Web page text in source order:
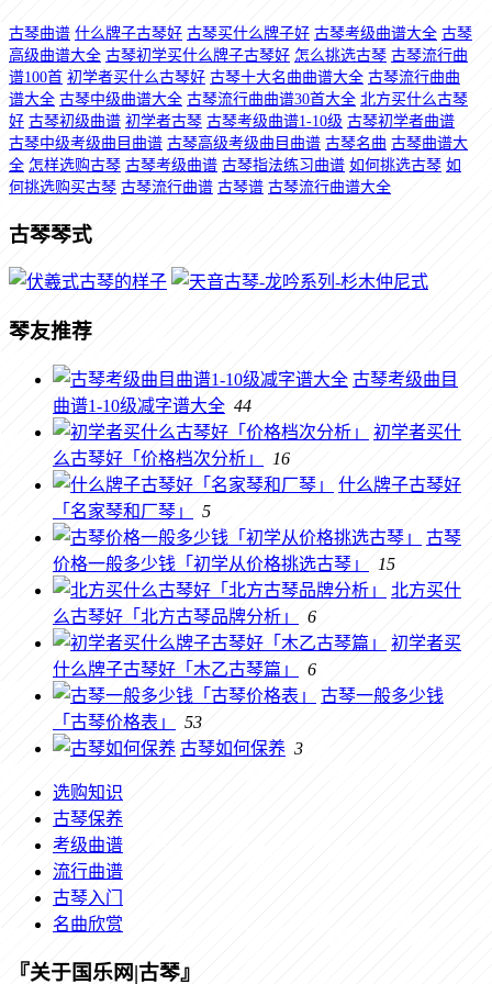
古琴曲谱 什么牌子古琴好 古琴买什么牌子好 古琴考级曲谱大全 古琴
高级曲谱大全 古琴初学买什么牌子古琴好 怎么挑选古琴 古琴流行曲
谱100首 初学者买什么古琴好 古琴十大名曲曲谱大全 古琴流行曲曲
谱大全 古琴中级曲谱大全 古琴流行曲曲谱30首大全 北方买什么古琴
好 古琴初级曲谱 初学者古琴 古琴考级曲谱1-10级 古琴初学者曲谱
古琴中级考级曲目曲谱 古琴高级考级曲目曲谱 古琴名曲 古琴曲谱大
全 怎样选购古琴 古琴考级曲谱 古琴指法练习曲谱 如何挑选古琴 如
何挑选购买古琴 古琴流行曲谱 古琴谱 古琴流行曲谱大全
古琴琴式
琴友推荐
古琴考级曲目
曲谱1-10级减字谱大全 44
初学者买什
么古琴好「价格档次分析」
16
什么牌子古琴好
「名家琴和厂琴」
5
古琴
价格一般多少钱「初学从价格挑选古琴」
15
北方买什
么古琴好「北方古琴品牌分析」
6
初学者买
什么牌子古琴好「木乙古琴篇」
6
古琴一般多少钱
「古琴价格表」
53
古琴如何保养 3
选购知识
古琴保养
考级曲谱
流行曲谱
古琴入门
名曲欣赏
『关于国乐网|古琴』